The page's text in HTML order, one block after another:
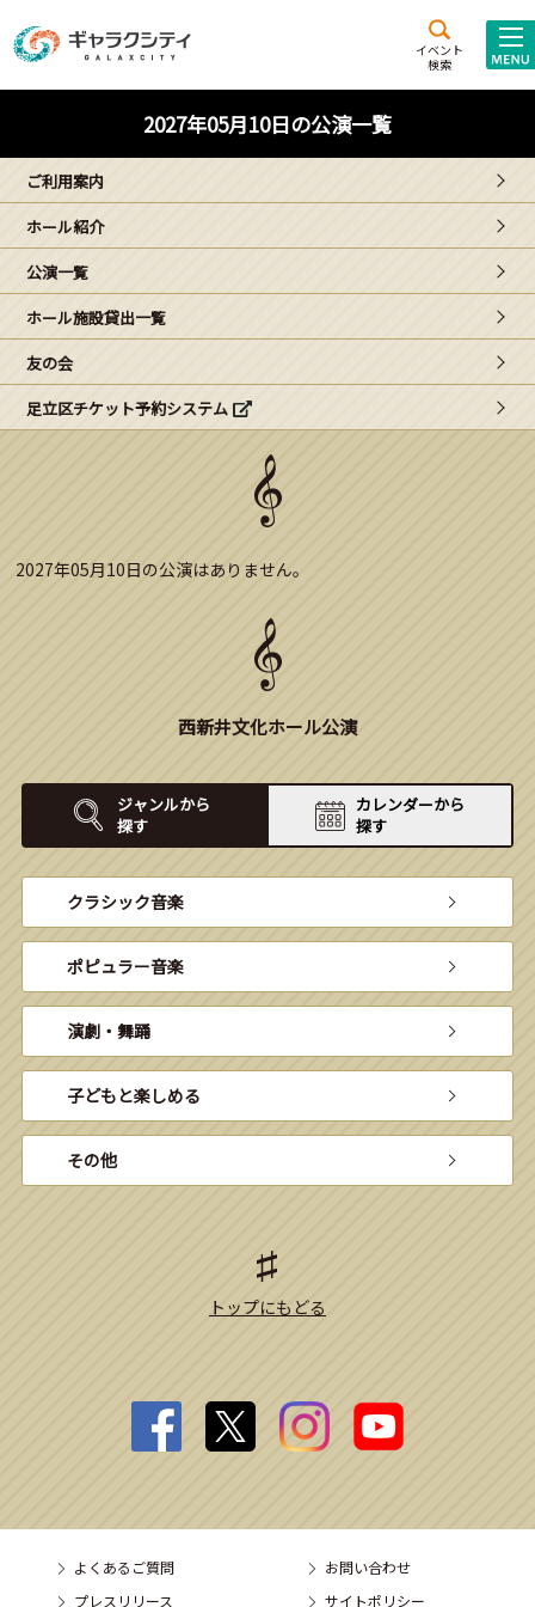
イベント
検索
施設案内
西新井
文化ホール
ギャラクシティとは
こどもみーてぃんぐ
Gがくえん
ブランドからのお知らせ
2027年05月10日の公演一覧
ご利用案内
ホール紹介
公演一覧
ホール施設貸出一覧
友の会
足立区チケット予約システム
2027年05月10日の公演はありません。
西新井文化ホール公演
ジャンルから
探す
カレンダーから
探す
クラシック音楽
ポピュラー音楽
演劇・舞踊
子どもと楽しめる
その他
トップにもどる
よくあるご質問
お問い合わせ
プレスリリース
サイトポリシー